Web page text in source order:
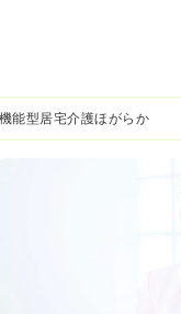
能型居宅介護ほがらか